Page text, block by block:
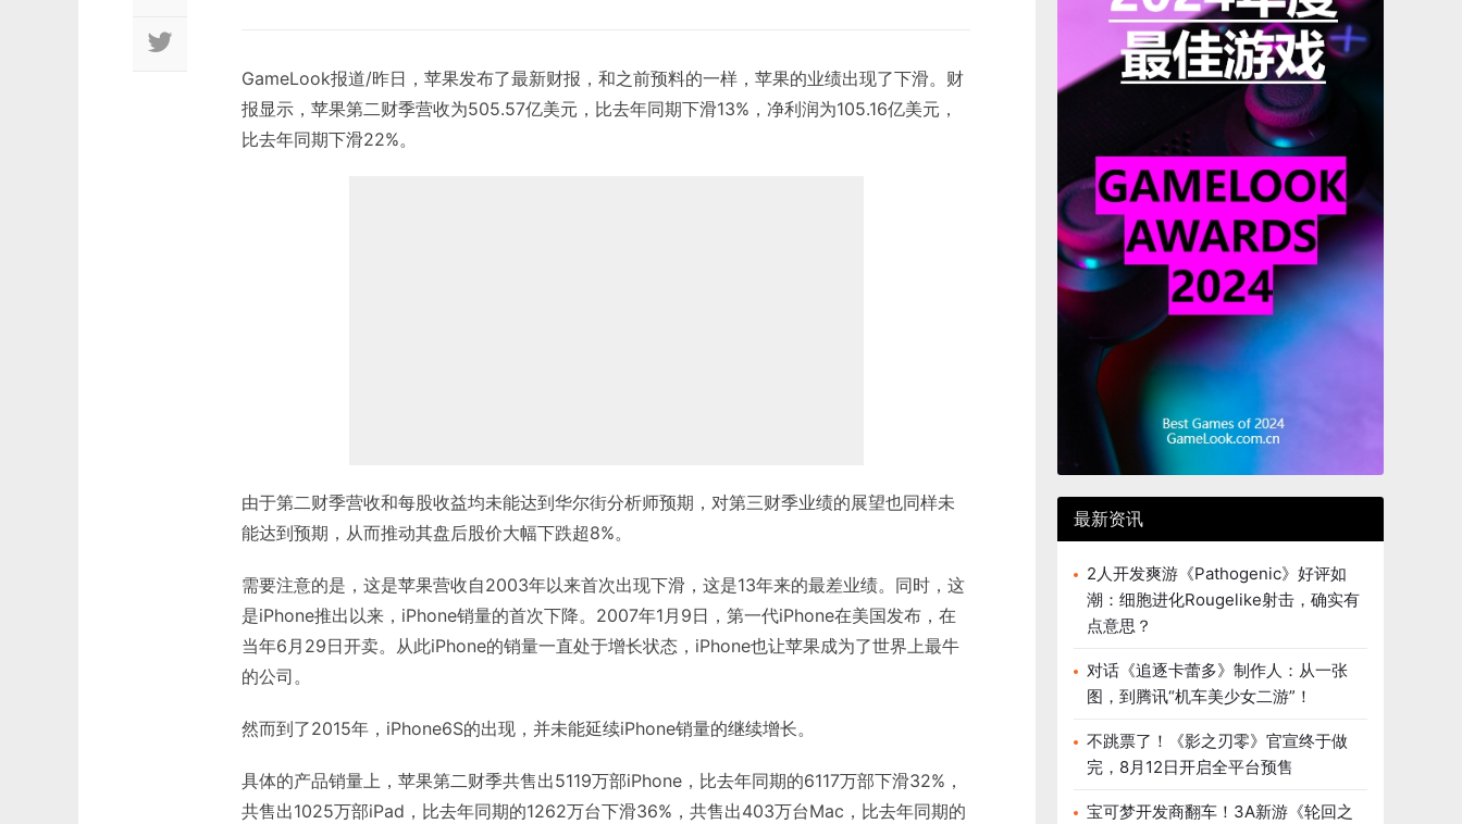
GameLook报道/昨日，苹果发布了最新财报，和之前预料的一样，苹果的业绩出现了下滑。财
报显示，苹果第二财季营收为505.57亿美元，比去年同期下滑13%，净利润为105.16亿美元，
比去年同期下滑22%。
由于第二财季营收和每股收益均未能达到华尔街分析师预期，对第三财季业绩的展望也同样未
能达到预期，从而推动其盘后股价大幅下跌超8%。
需要注意的是，这是苹果营收自2003年以来首次出现下滑，这是13年来的最差业绩。同时，这
是iPhone推出以来，iPhone销量的首次下降。2007年1月9日，第一代iPhone在美国发布，在
当年6月29日开卖。从此iPhone的销量一直处于增长状态，iPhone也让苹果成为了世界上最牛
的公司。
然而到了2015年，iPhone6S的出现，并未能延续iPhone销量的继续增长。
具体的产品销量上，苹果第二财季共售出5119万部iPhone，比去年同期的6117万部下滑32%，
共售出1025万部iPad，比去年同期的1262万台下滑36%，共售出403万台Mac，比去年同期的
最新资讯
2人开发爽游《Pathogenic》好评如
潮：细胞进化Rougelike射击，确实有
点意思？
对话《追逐卡蕾多》制作人：从一张
图，到腾讯“机车美少女二游”！
不跳票了！《影之刃零》官宣终于做
完，8月12日开启全平台预售
宝可梦开发商翻车！3A新游《轮回之